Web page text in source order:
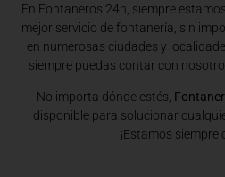
En Fontaneros 24h, siempre
mejor servicio de fontanería, sin
en numerosas ciudades y
siempre puedas contar con
No importa dónde estés,
disponible para solucionar
¡Estamos siempre